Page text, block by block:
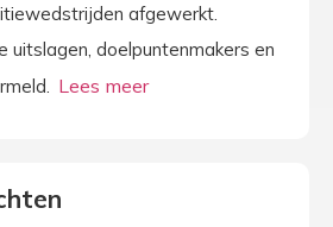
afgewerkt.
uitslagen, doelpuntenmakers en